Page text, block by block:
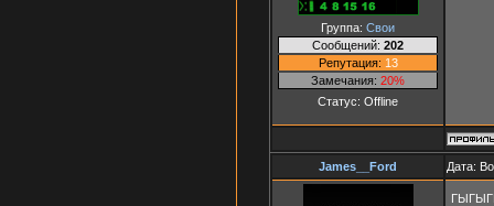
Группа: Свои
Сообщений: 202
Репутация: 13
Замечания: 20%
Статус: Offline
James__Ford Дата: